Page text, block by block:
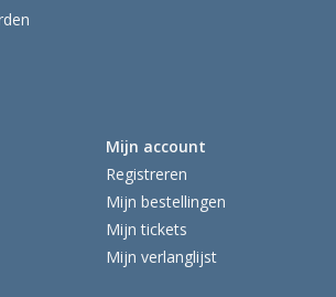
Mijn account
Registreren
Mijn bestellingen
Mijn tickets
Mijn verlanglijst